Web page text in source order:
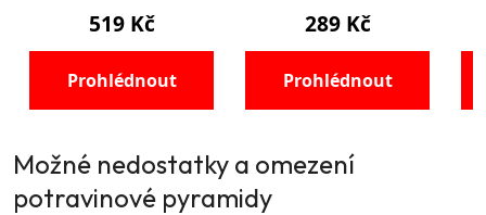
Možné nedostatky a omezení
potravinové pyramidy